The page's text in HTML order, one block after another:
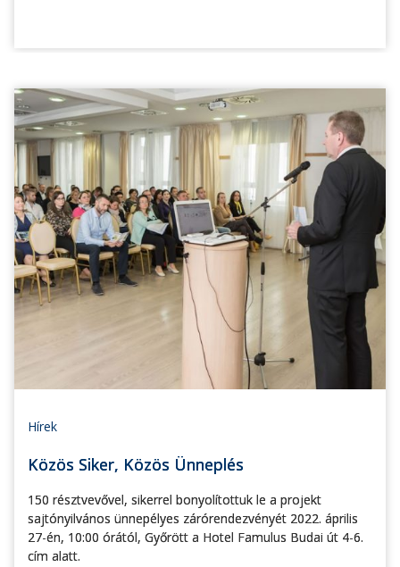
Hírek
Közös Siker, Közös Ünneplés
150 résztvevővel, sikerrel bonyolítottuk le a projekt
sajtónyilvános ünnepélyes zárórendezvényét 2022. április
27-én, 10:00 órától, Győrött a Hotel Famulus Budai út 4-6.
cím alatt.